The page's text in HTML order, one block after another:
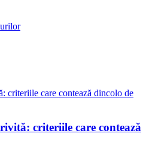
criteriile care contează